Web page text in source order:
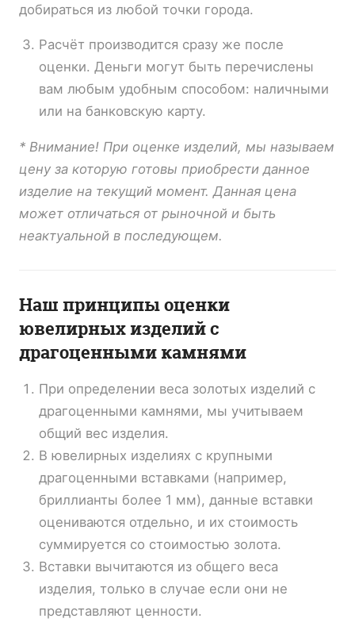
добираться из любой точки города.
Расчёт производится сразу же после
оценки. Деньги могут быть перечислены
вам любым удобным способом: наличными
или на банковскую карту.
* Внимание! При оценке изделий, мы называем
цену за которую готовы приобрести данное
изделие на текущий момент. Данная цена
может отличаться от рыночной и быть
неактуальной в последующем.
Наш принципы оценки
ювелирных изделий с
драгоценными камнями
При определении веса золотых изделий с
драгоценными камнями, мы учитываем
общий вес изделия.
В ювелирных изделиях с крупными
драгоценными вставками (например,
бриллианты более 1 мм), данные вставки
оцениваются отдельно, и их стоимость
суммируется со стоимостью золота.
Вставки вычитаются из общего веса
изделия, только в случае если они не
представляют ценности.